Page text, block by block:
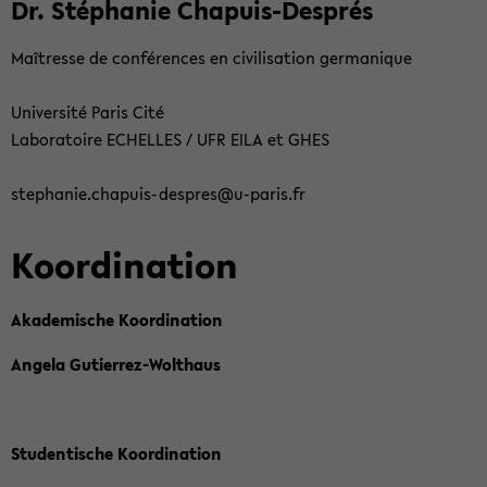
Dr. Stépha­nie Chapuis-​Després
Maîtres­se de conféren­ces en ci­vi­li­sa­ti­on ger­ma­ni­que
Uni­ver­sité Paris Cité
La­bo­ra­toire ECHEL­LES / UFR EILA et GHES
ste­pha­nie.chapuis-​despres@u-​paris.fr
Ko­or­di­na­ti­on
Aka­de­mi­sche Ko­or­di­na­ti­on
An­ge­la Gutierrez-​Wolthaus
Stu­den­ti­sche Ko­or­di­na­ti­on